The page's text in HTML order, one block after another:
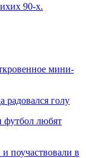
90-х.
мини-
радовался голу
футбол любят
поучаствовали в